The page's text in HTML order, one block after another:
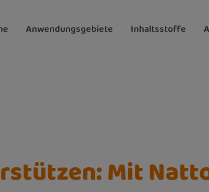
Anwendungsgebiete Inhaltsstoffe
Mit